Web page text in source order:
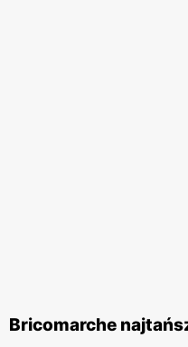
Bricomarche